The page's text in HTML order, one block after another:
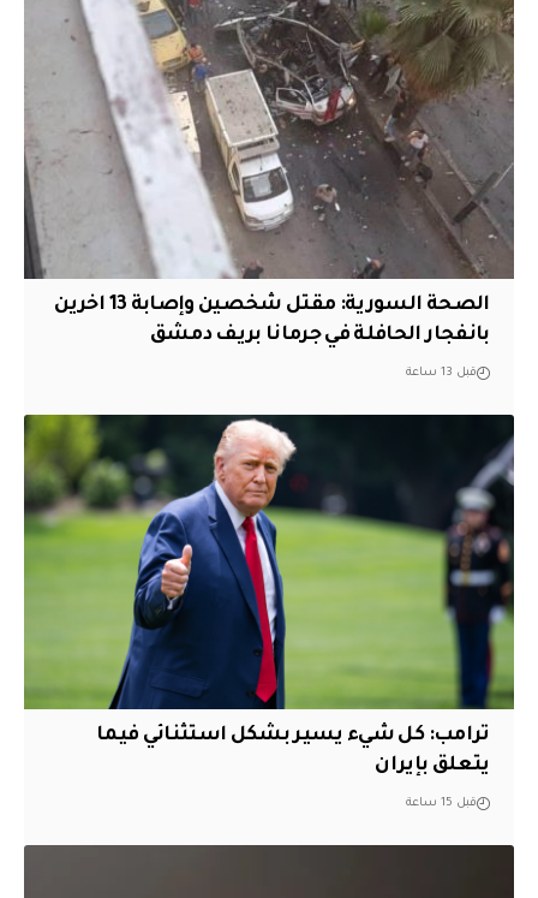
الصحة السورية: مقتل شخصين وإصابة 13 اخرين
بانفجار الحافلة في جرمانا بريف دمشق
قبل 13 ساعة
ترامب: كل شيء يسير بشكل استثنائي فيما
يتعلق بإيران
قبل 15 ساعة